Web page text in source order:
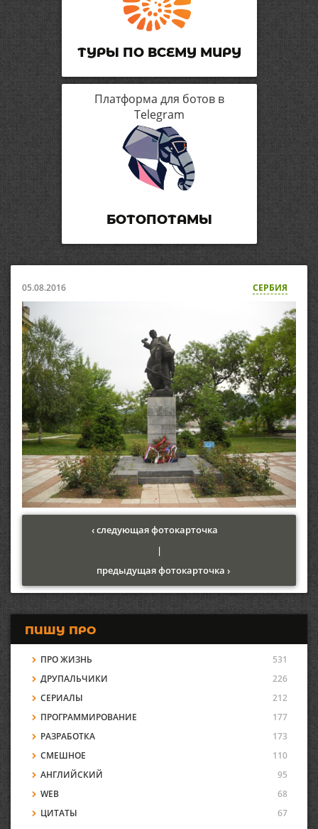
ТУРЫ ПО ВСЕМУ МИРУ
Платформа для ботов в
Telegram
БОТОПОТАМЫ
05.08.2016 СЕРБИЯ
‹ следующая фотокарточка
|
предыдущая фотокарточка ›
ПИШУ ПРО
ПРО ЖИЗНЬ
531
ДРУПАЛЬЧИКИ
226
СЕРИАЛЫ
212
ПРОГРАММИРОВАНИЕ
177
РАЗРАБОТКА
173
СМЕШНОЕ
110
АНГЛИЙСКИЙ
95
WEB
68
ЦИТАТЫ
67